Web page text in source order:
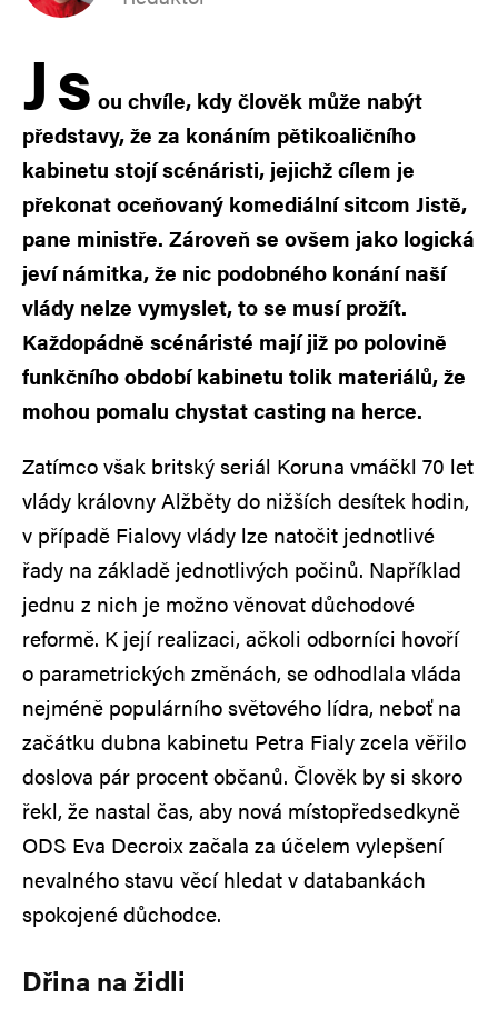
Js ou chvíle, kdy člověk může nabýt
představy, že za konáním pětikoaličního
kabinetu stojí scénáristi, jejichž cílem je
překonat oceňovaný komediální sitcom Jistě,
pane ministře. Zároveň se ovšem jako logická
jeví námitka, že nic podobného konání naší
vlády nelze vymyslet, to se musí prožít.
Každopádně scénáristé mají již po polovině
funkčního období kabinetu tolik materiálů, že
mohou pomalu chystat casting na herce.
Zatímco však britský seriál Koruna vmáčkl 70 let
vlády královny Alžběty do nižších desítek hodin,
v případě Fialovy vlády lze natočit jednotlivé
řady na základě jednotlivých počinů. Například
jednu z nich je možno věnovat důchodové
reformě. K její realizaci, ačkoli odborníci hovoří
o parametrických změnách, se odhodlala vláda
nejméně populárního světového lídra, neboť na
začátku dubna kabinetu Petra Fialy zcela věřilo
doslova pár procent občanů. Člověk by si skoro
řekl, že nastal čas, aby nová místopředsedkyně
ODS Eva Decroix začala za účelem vylepšení
nevalného stavu věcí hledat v databankách
spokojené důchodce.
Dřina na židli